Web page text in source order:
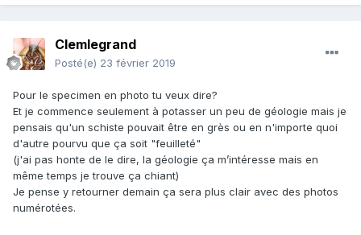
Clemlegrand
Posté(e) 23 février 2019
Pour le specimen en photo tu veux dire?
Et je commence seulement à potasser un peu de géologie mais je
pensais qu'un schiste pouvait être en grès ou en n'importe quoi
d'autre pourvu que ça soit "feuilleté"
(j'ai pas honte de le dire, la géologie ça m’intéresse mais en
même temps je trouve ça chiant)
Je pense y retourner demain ça sera plus clair avec des photos
numérotées.